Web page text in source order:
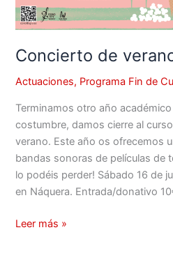
Concierto de
Actuaciones, Programa Fin de
Terminamos otro año
costumbre, damos cierre al
verano. Este año os ofrecemos
bandas sonoras de películas de
lo podéis perder! Sábado 16 de
en Náquera. Entrada/donativo
Leer más »